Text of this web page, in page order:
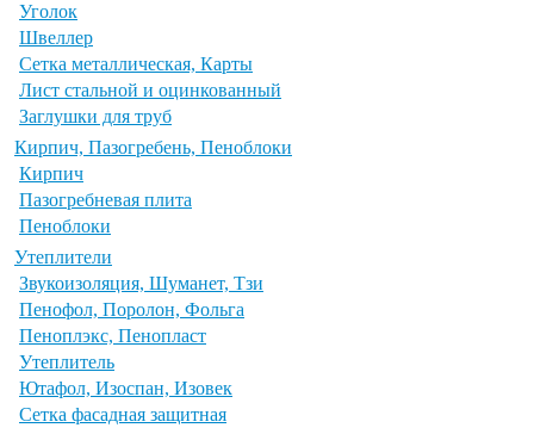
Уголок
Швеллер
Сетка металлическая, Карты
Лист стальной и оцинкованный
Заглушки для труб
Кирпич, Пазогребень, Пеноблоки
Кирпич
Пазогребневая плита
Пеноблоки
Утеплители
Звукоизоляция, Шуманет, Тзи
Пенофол, Поролон, Фольга
Пеноплэкс, Пенопласт
Утеплитель
Ютафол, Изоспан, Изовек
Сетка фасадная защитная